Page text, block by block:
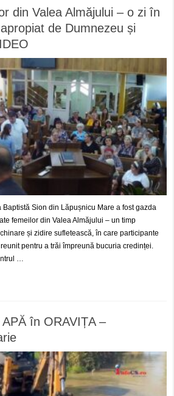
din Valea Almăjului – o zi în
de Dumnezeu și
Baptistă Sion din Lăpușnicu Mare a fost gazda
femeilor din Valea Almăjului – un timp
și zidire sufletească, în care participante
pentru a trăi împreună bucuria credinței.
…
în ORAVIȚA –